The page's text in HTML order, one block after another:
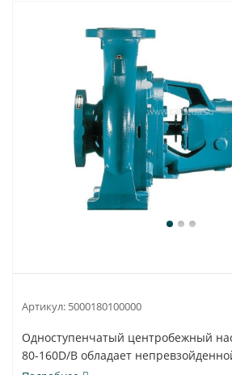
Артикул: 5000180100000
Одноступенчатый центробежный
80-160D/B обладает